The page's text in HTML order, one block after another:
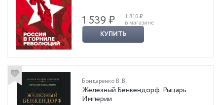
1 539 ₽
1 810 ₽
в магазине
КУПИТЬ
Бондаренко В. В.
Железный Бенкендорф. Рыцарь
Империи